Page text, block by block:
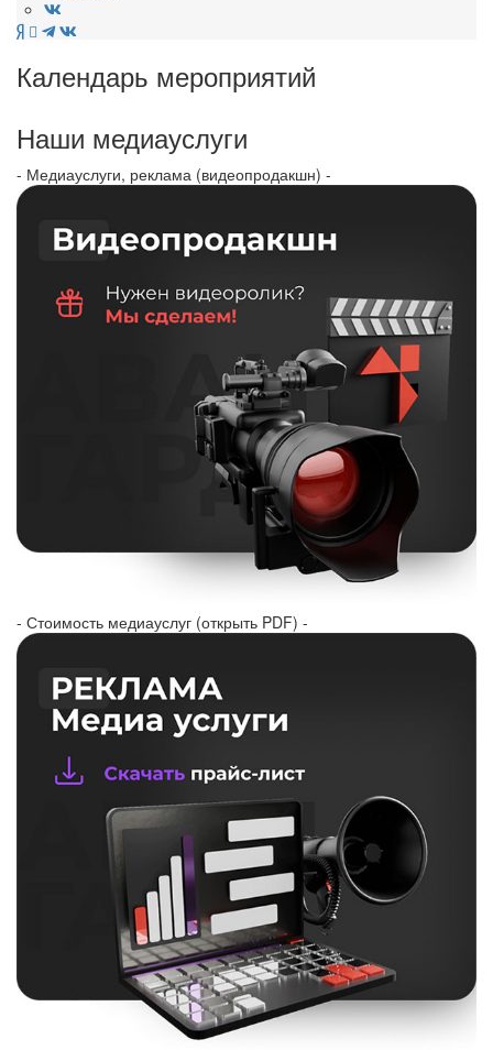
Календарь мероприятий
Наши медиауслуги
- Медиауслуги, реклама (видеопродакшн) -
- Стоимость медиауслуг (открыть PDF) -